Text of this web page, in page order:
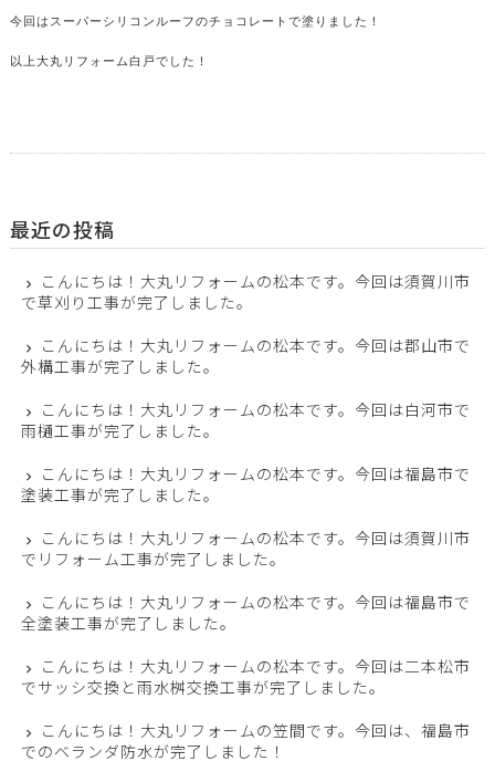
今回はスーパーシリコンルーフのチョコレートで塗りました！
以上大丸リフォーム白戸でした！
最近の投稿
こんにちは！大丸リフォームの松本です。今回は須賀川市
で草刈り工事が完了しました。
こんにちは！大丸リフォームの松本です。今回は郡山市で
外構工事が完了しました。
こんにちは！大丸リフォームの松本です。今回は白河市で
雨樋工事が完了しました。
こんにちは！大丸リフォームの松本です。今回は福島市で
塗装工事が完了しました。
こんにちは！大丸リフォームの松本です。今回は須賀川市
でリフォーム工事が完了しました。
こんにちは！大丸リフォームの松本です。今回は福島市で
全塗装工事が完了しました。
こんにちは！大丸リフォームの松本です。今回は二本松市
でサッシ交換と雨水桝交換工事が完了しました。
こんにちは！大丸リフォームの笠間です。今回は、福島市
でのベランダ防水が完了しました！